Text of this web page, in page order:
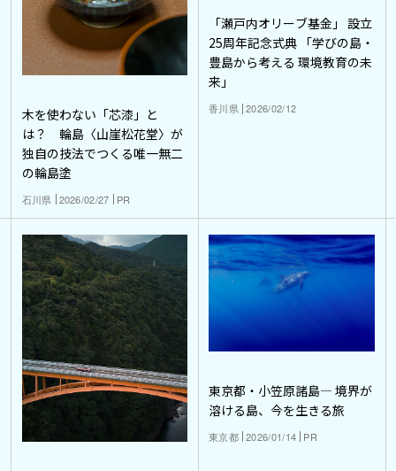
木を使わない「芯漆」と
は？ 輪島〈山崖松花堂〉が
独自の技法でつくる唯一無二
の輪島塗
石川県 2026/02/27 PR
「瀬戸内オリーブ基金」 設立
25周年記念式典 「学びの島・
豊島から考える 環境教育の未
来」
香川県 2026/02/12
東京都・小笠原諸島― 境界が
溶ける島、今を生きる旅
東京都 2026/01/14 PR